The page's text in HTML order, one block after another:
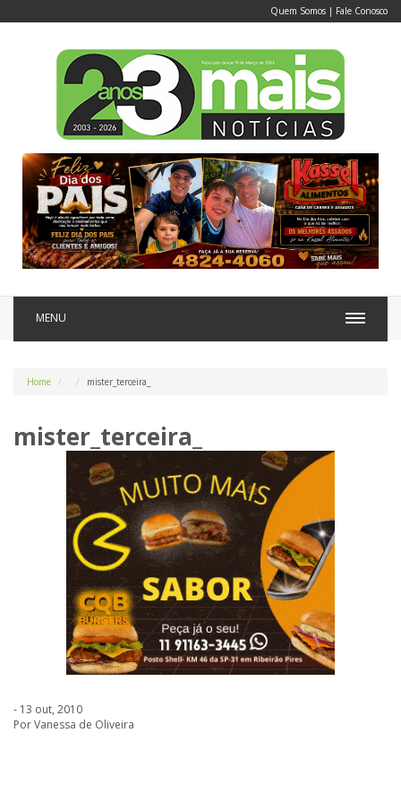
Quem Somos | Fale Conosco
MENU
Home mister_terceira_
mister_terceira_
- 13 out, 2010
Por Vanessa de Oliveira